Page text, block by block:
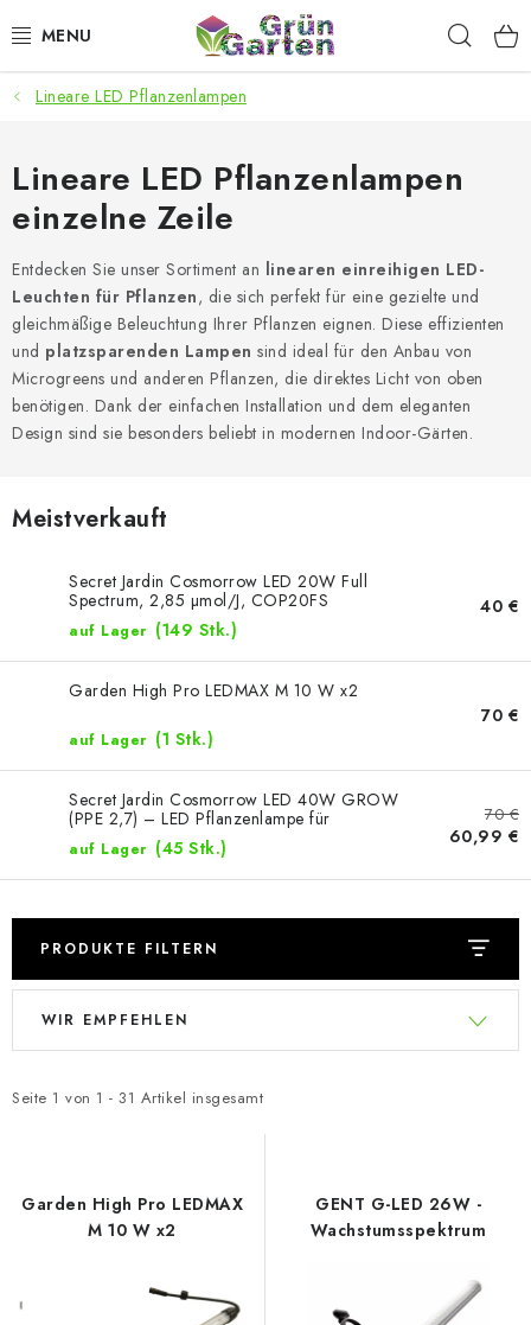
Inhalt
ANGEBOTE
LED PFLANZENLAMPEN
ANBAUBEDARF FÜR DEN HEIMANBAU
AQUARISTIK
MICROGREENS
SMARTER GARTEN
Kontakt
Datenschutzerklärung
Lineare LED Pflanzenlampen
Lineare LED Pflanzenlampen
einzelne Zeile
Entdecken Sie unser Sortiment an linearen einreihigen LED-
Leuchten für Pflanzen, die sich perfekt für eine gezielte und
gleichmäßige Beleuchtung Ihrer Pflanzen eignen. Diese effizienten
und platzsparenden Lampen sind ideal für den Anbau von
Microgreens und anderen Pflanzen, die direktes Licht von oben
benötigen. Dank der einfachen Installation und dem eleganten
Design sind sie besonders beliebt in modernen Indoor-Gärten.
Meistverkauft
Secret Jardin Cosmorrow LED 20W Full
Spectrum, 2,85 µmol/J, COP20FS
auf Lager (149 Stk.)
40 €
Garden High Pro LEDMAX M 10 W x2
auf Lager (1 Stk.)
70 €
Secret Jardin Cosmorrow LED 40W GROW
(PPE 2,7) – LED Pflanzenlampe für
Wachstum (COP4065)
auf Lager (45 Stk.)
70 €
60,99 €
PRODUKTE FILTERN
L
t
e
r
Seite 1 von 1 - 31 Artikel insgesamt
P
d
r
WIR EMPFEHLEN
Garden High Pro LEDMAX
M 10 W x2
GENT G-LED 26W -
Wachstumsspektrum